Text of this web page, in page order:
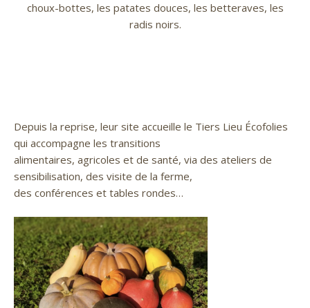
choux-bottes, les patates douces, les betteraves, les
radis noirs.
Depuis la reprise, leur site accueille le Tiers Lieu Écofolies
qui accompagne les transitions
alimentaires, agricoles et de santé, via des ateliers de
sensibilisation, des visite de la ferme,
des conférences et tables rondes…